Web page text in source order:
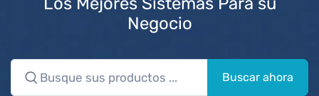
Negocio
Buscar ahora